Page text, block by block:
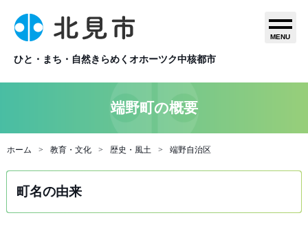
ひと・まち・自然きらめくオホーツク中核都市
MENU
端野町の概要
ホーム 教育・文化 歴史・風土 端野自治区
町名の由来